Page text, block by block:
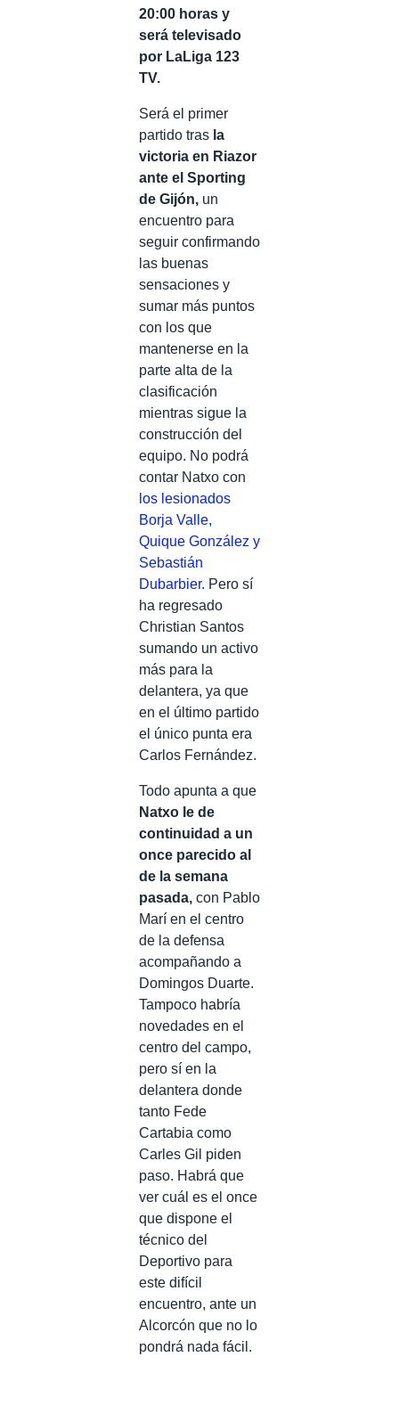
20:00 horas y
será televisado
por LaLiga 123
TV.
Será el primer
partido tras la
victoria en Riazor
ante el Sporting
de Gijón, un
encuentro para
seguir confirmando
las buenas
sensaciones y
sumar más puntos
con los que
mantenerse en la
parte alta de la
clasificación
mientras sigue la
construcción del
equipo. No podrá
contar Natxo con
los lesionados
Borja Valle,
Quique González y
Sebastián
Dubarbier. Pero sí
ha regresado
Christian Santos
sumando un activo
más para la
delantera, ya que
en el último partido
el único punta era
Carlos Fernández.
Todo apunta a que
Natxo le de
continuidad a un
once parecido al
de la semana
pasada, con Pablo
Marí en el centro
de la defensa
acompañando a
Domingos Duarte.
Tampoco habría
novedades en el
centro del campo,
pero sí en la
delantera donde
tanto Fede
Cartabia como
Carles Gil piden
paso. Habrá que
ver cuál es el once
que dispone el
técnico del
Deportivo para
este difícil
encuentro, ante un
Alcorcón que no lo
pondrá nada fácil.